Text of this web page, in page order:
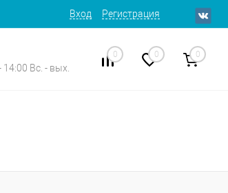
Вход Регистрация
Вс. - вых.
0 0 0